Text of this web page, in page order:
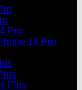
Pro
14 Pro
Plus